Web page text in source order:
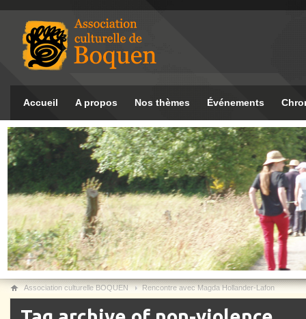
Accueil A propos Nos thèmes Événements
Association culturelle BOQUEN Rencontre avec Magda Hollander-Lafon